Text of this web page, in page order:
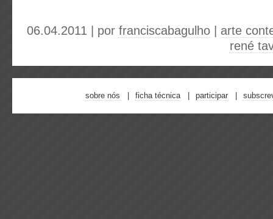
06.04.2011 | por franciscabagulho
arte
rené
sobre nós ficha técnica participar